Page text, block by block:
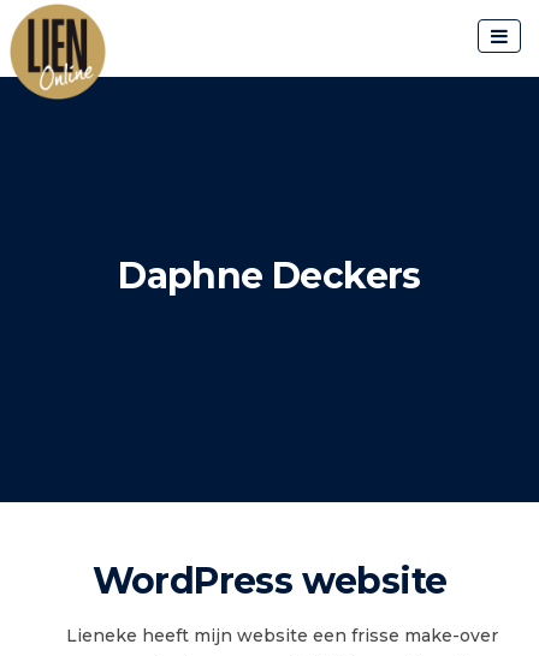
Skip
Daphne Deckers
WordPress website
Lieneke heeft mijn website een frisse make-over